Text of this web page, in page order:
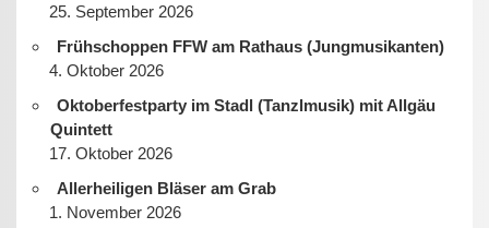
25. September 2026
Frühschoppen FFW am Rathaus (Jungmusikanten)
4. Oktober 2026
Oktoberfestparty im Stadl (Tanzlmusik) mit Allgäu
Quintett
17. Oktober 2026
Allerheiligen Bläser am Grab
1. November 2026